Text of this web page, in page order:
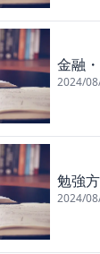
金融
2024/
勉強
2024/